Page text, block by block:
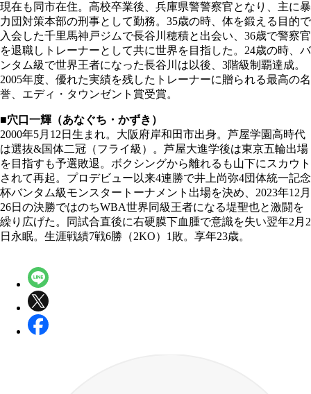
現在も同市在住。高校卒業後、兵庫県警警察官となり、主に暴
力団対策本部の刑事として勤務。35歳の時、体を鍛える目的で
入会した千里馬神戸ジムで長谷川穂積と出会い、36歳で警察官
を退職しトレーナーとして共に世界を目指した。24歳の時、バ
ンタム級で世界王者になった長谷川は以後、3階級制覇達成。
2005年度、優れた実績を残したトレーナーに贈られる最高の名
誉、エディ・タウンゼント賞受賞。
■穴口一輝（あなぐち・かずき）
2000年5月12日生まれ。大阪府岸和田市出身。芦屋学園高時代
は選抜&国体二冠（フライ級）。芦屋大進学後は東京五輪出場
を目指すも予選敗退。ボクシングから離れるも山下にスカウト
されて再起。プロデビュー以来4連勝で井上尚弥4団体統一記念
杯バンタム級モンスタートーナメント出場を決め、2023年12月
26日の決勝ではのちWBA世界同級王者になる堤聖也と激闘を
繰り広げた。同試合直後に右硬膜下血腫で意識を失い翌年2月2
日永眠。生涯戦績7戦6勝（2KO）1敗。享年23歳。